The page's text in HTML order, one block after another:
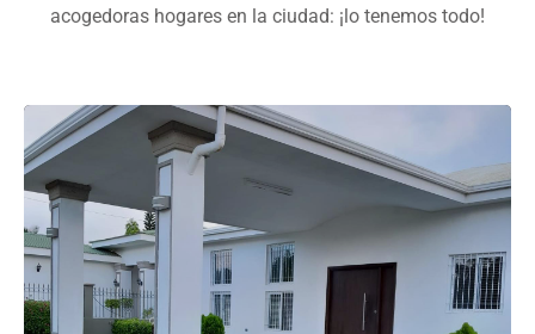
acogedoras hogares en la ciudad: ¡lo tenemos todo!